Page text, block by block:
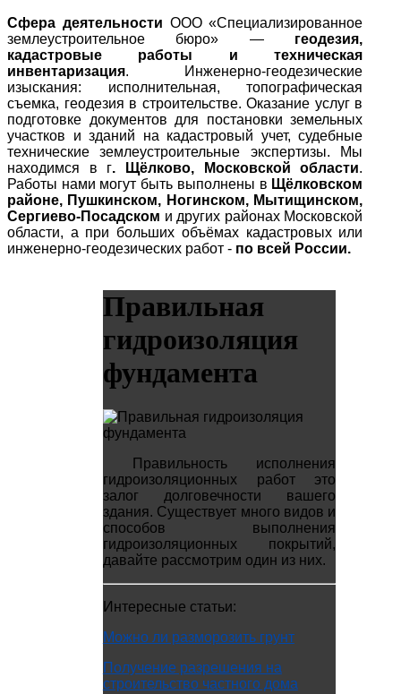
Сфера деятельности ООО «Специализированное
землеустроительное бюро» — геодезия,
кадастровые работы и техническая
инвентаризация. Инженерно-геодезические
изыскания: исполнительная, топографическая
съемка, геодезия в строительстве. Оказание услуг в
подготовке документов для постановки земельных
участков и зданий на кадастровый учет, судебные
технические землеустроительные экспертизы. Мы
находимся в г. Щёлково, Московской области.
Работы нами могут быть выполнены в Щёлковском
районе, Пушкинском, Ногинском, Мытищинском,
Сергиево-Посадском и других районах Московской
области, а при больших объёмах кадастровых или
инженерно-геодезических работ - по всей России.
Правильная
гидроизоляция
фундамента
Правильность исполнения
гидроизоляционных работ это
залог долговечности вашего
здания. Существует много видов и
способов выполнения
гидроизоляционных покрытий,
давайте рассмотрим один из них.
Интересные статьи:
Можно ли разморозить грунт
Получение разрешения на
строительство частного дома